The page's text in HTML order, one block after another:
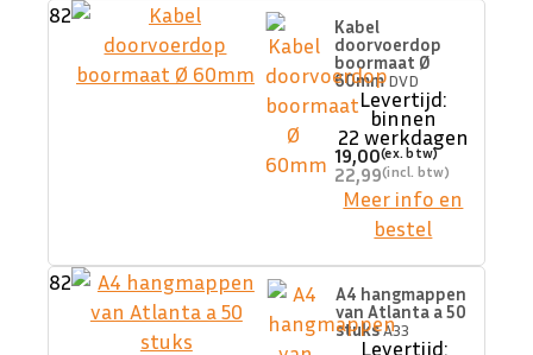
82
Kabel
doorvoerdop
boormaat Ø
60mmDVD
Levertijd:
binnen
22 werkdagen
19,00
22,99
Meer info en
bestel
82
A4 hangmappen
van Atlanta a 50
stuksA33
Levertijd: